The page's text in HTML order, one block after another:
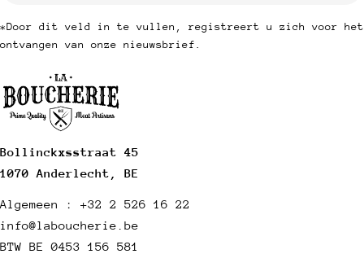
Bollinckxsstraat 45
1070 Anderlecht, BE
Algemeen : +32 2 526 16 22
info@laboucherie.be
BTW BE 0453 156 581
*Door dit veld in te vullen, registreert u zich voor het
ontvangen van onze nieuwsbrief.